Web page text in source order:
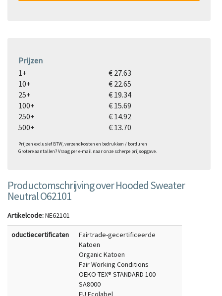
Prijzen
1+
€ 27.63
10+
€ 22.65
25+
€ 19.34
100+
€ 15.69
250+
€ 14.92
500+
€ 13.70
Prijzen exclusief BTW, verzendkosten en bedrukken / borduren
Grotere aantallen? Vraag per e-mail naar onze scherpe prijsopgave.
Productomschrijving over Hooded Sweater
Neutral O62101
Artikelcode:NE62101
oductiecertificaten
Fairtrade-gecertificeerde
Katoen
Organic Katoen
Fair Working Conditions
OEKO-TEX® STANDARD 100
SA8000
EU Ecolabel